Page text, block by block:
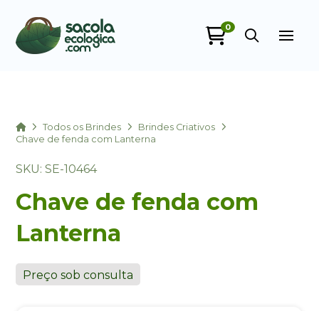
0
HomeTodos os Brindes
Brindes Criativos
Chave de fenda com Lanterna
SKU: SE-10464
Chave de fenda com
Lanterna
Preço sob consulta
+55